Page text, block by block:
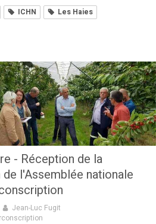
ICHN Les Haies
- Réception de la
l'Assemblée nationale
Jean-Luc Fugit